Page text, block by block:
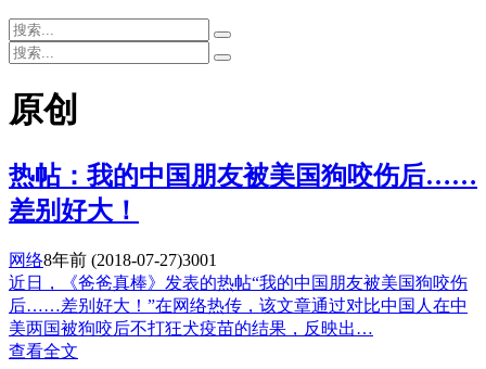
原创
热帖：我的中国朋友被美国狗咬伤后……
差别好大！
网络8年前 (2018-07-27)3001
近日，《爸爸真棒》发表的热帖“我的中国朋友被美国狗咬伤
后……差别好大！”在网络热传，该文章通过对比中国人在中
美两国被狗咬后不打狂犬疫苗的结果，反映出…
查看全文